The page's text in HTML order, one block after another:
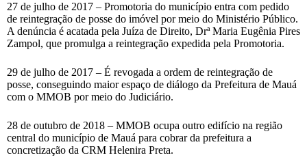
27 de julho de 2017 – Promotoria do município entra com pedido
de reintegração de posse do imóvel por meio do Ministério Público.
A denúncia é acatada pela Juíza de Direito, Drª Maria Eugênia Pires
Zampol, que promulga a reintegração expedida pela Promotoria.
29 de julho de 2017 – É revogada a ordem de reintegração de
posse, conseguindo maior espaço de diálogo da Prefeitura de Mauá
com o MMOB por meio do Judiciário.
28 de outubro de 2018 – MMOB ocupa outro edifício na região
central do município de Mauá para cobrar da prefeitura a
concretização da CRM Helenira Preta.